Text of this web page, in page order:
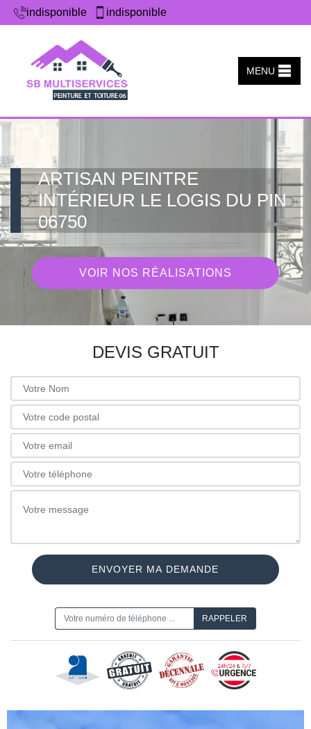
indisponible indisponible
MENU
ARTISAN PEINTRE
INTÉRIEUR LE LOGIS DU PIN
06750
VOIR NOS RÉALISATIONS
DEVIS GRATUIT